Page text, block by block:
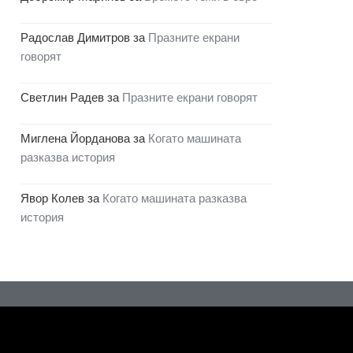
Радослав Димитров за Празните екрани
говорят
Светлин Радев за Празните екрани говорят
Миглена Йорданова за Когато машината
разказва история
Явор Колев за Когато машината разказва
история